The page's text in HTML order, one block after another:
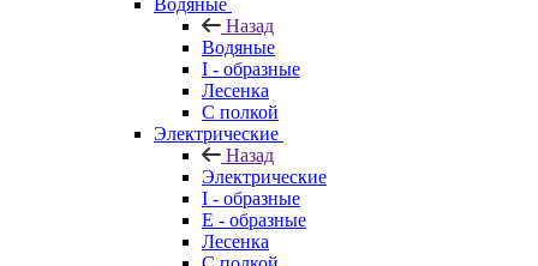
Водяные
Назад
Водяные
I - образные
Лесенка
С полкой
Электрические
Назад
Электрические
I - образные
E - образные
Лесенка